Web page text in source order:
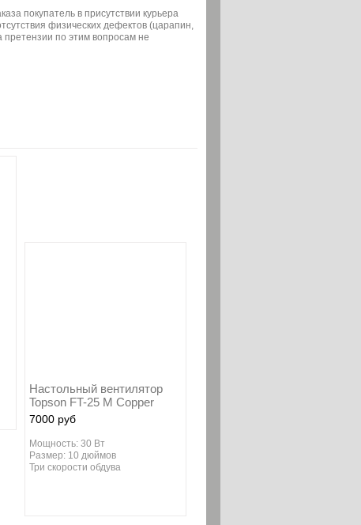
покупатель в присутствии курьера
физических дефектов (царапин,
претензии по этим вопросам не
Настольный вентилятор
Topson FT-25 M Copper
7000 руб
Мощность: 30 Вт
Размер: 10 дюймов
Три скорости обдува